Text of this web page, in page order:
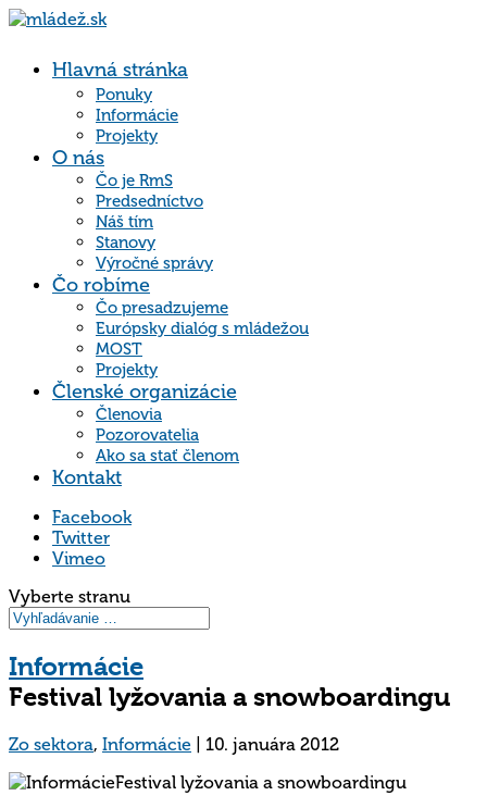
Hlavná stránka
Ponuky
Informácie
Projekty
O nás
Čo je RmS
Predsedníctvo
Náš tím
Stanovy
Výročné správy
Čo robíme
Čo presadzujeme
Európsky dialóg s mládežou
MOST
Projekty
Členské organizácie
Členovia
Pozorovatelia
Ako sa stať členom
Kontakt
Facebook
Twitter
Vimeo
Vyberte stranu
Informácie
Festival lyžovania a snowboardingu
Zo sektora, Informácie 10. januára 2012